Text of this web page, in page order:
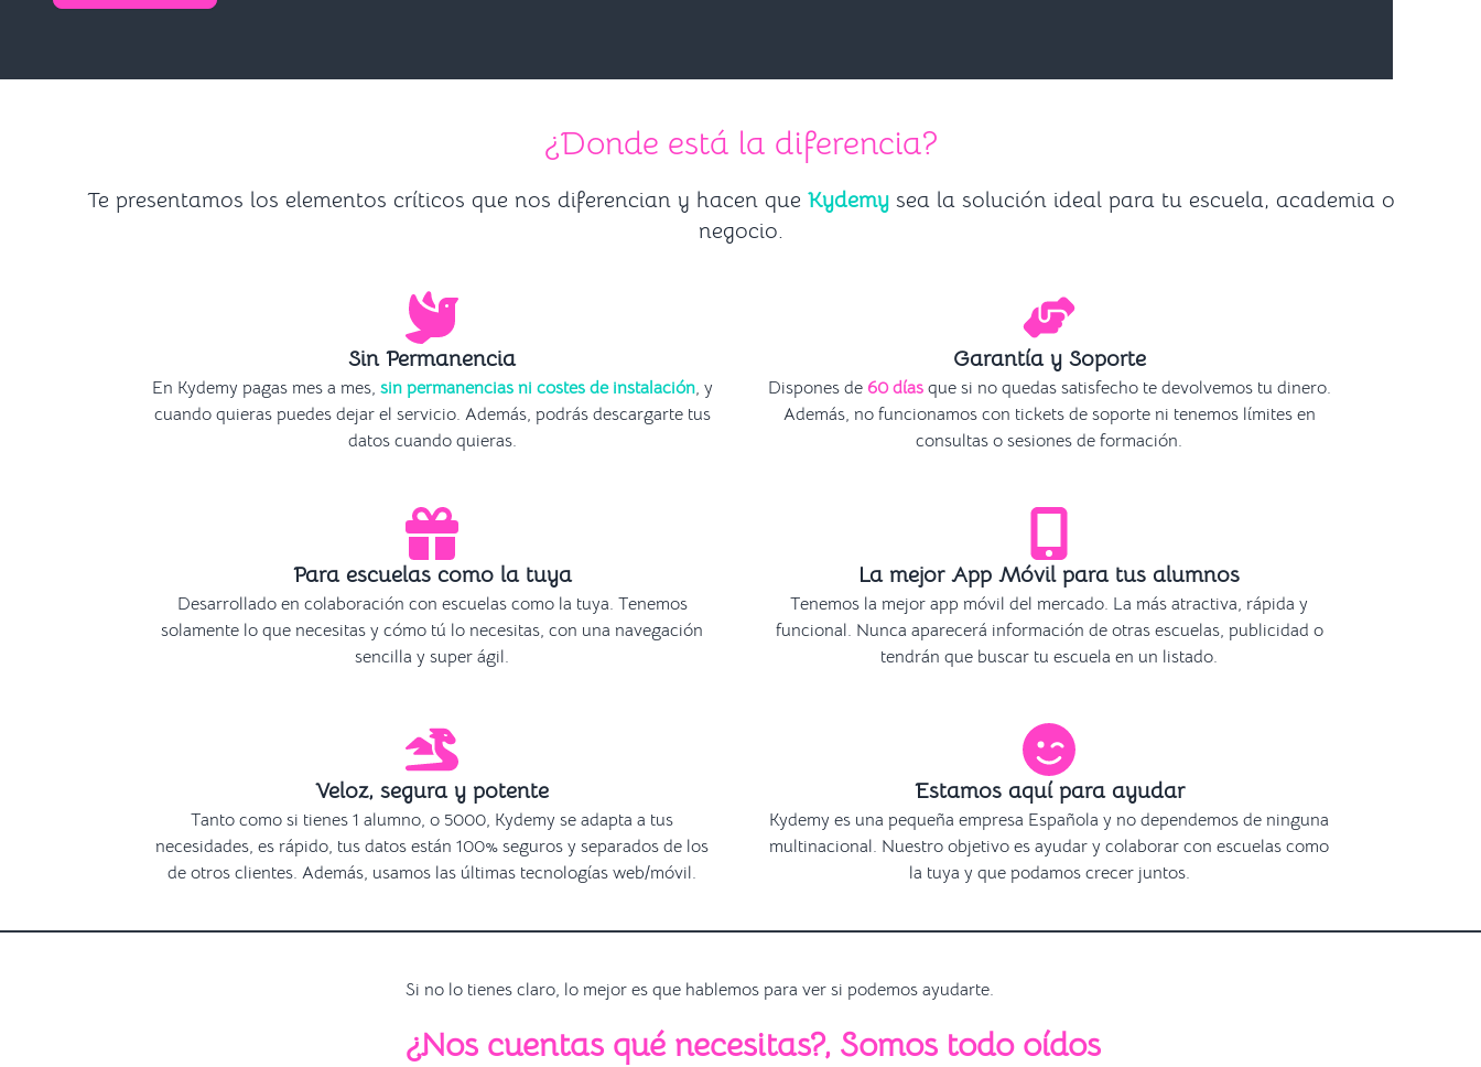
¿Donde está la diferencia?
Te presentamos los elementos críticos que nos diferencian y hacen que Kydemysea la solución ideal para tu escuela, academia o
negocio.
Sin Permanencia
En Kydemy pagas mes a mes, sin permanencias ni costes de instalación, y
cuando quieras puedes dejar el servicio. Además, podrás descargarte tus
datos cuando quieras.
Garantía y Soporte
Dispones de 60 díasque si no quedas satisfecho te devolvemos tu dinero.
Además, no funcionamos con tickets de soporte ni tenemos límites en
consultas o sesiones de formación.
Para escuelas como la tuya
Desarrollado en colaboración con escuelas como la tuya. Tenemos
solamente lo que necesitas y cómo tú lo necesitas, con una navegación
sencilla y super ágil.
La mejor App Móvil para tus alumnos
Tenemos la mejor app móvil del mercado. La más atractiva, rápida y
funcional. Nunca aparecerá información de otras escuelas, publicidad o
tendrán que buscar tu escuela en un listado.
Veloz, segura y potente
Tanto como si tienes 1 alumno, o 5000, Kydemy se adapta a tus
necesidades, es rápido, tus datos están 100% seguros y separados de los
de otros clientes. Además, usamos las últimas tecnologías web/móvil.
Estamos aquí para ayudar
Kydemy es una pequeña empresa Española y no dependemos de ninguna
multinacional. Nuestro objetivo es ayudar y colaborar con escuelas como
la tuya y que podamos crecer juntos.
Si no lo tienes claro, lo mejor es que hablemos para ver si podemos ayudarte.
¿Nos cuentas qué necesitas?, Somos todo oídos